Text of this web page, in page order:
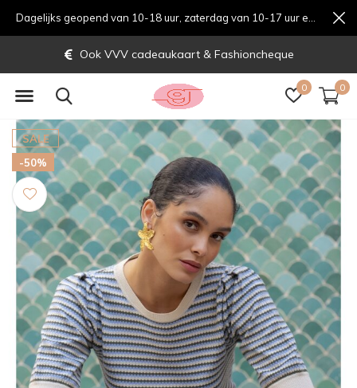
0 0
Ook VVV cadeaukaart & Fashioncheque
SALE
-50%